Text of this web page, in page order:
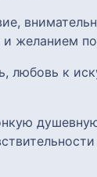
желанием
любовь к